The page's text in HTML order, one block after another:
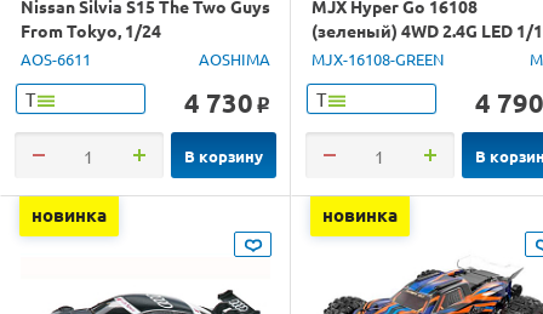
Nissan Silvia S15 The Two Guys
From Tokyo, 1/24
AOS-6611 AOSHIMA
Т 4 730 o
В корзину
MJX Hyper Go 16108
(зеленый) 4WD 2.4G LED 1/
RTR
MJX-16108-GREEN
Т 4 790
В
новинка новинка